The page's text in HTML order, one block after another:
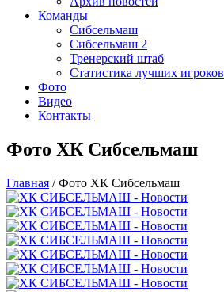
Команды
Сибсельмаш
Сибсельмаш 2
Тренерский штаб
Статистика лучших игроков
Фото
Видео
Контакты
Фото ХК Сибсельмаш
Главная /Фото ХК Сибсельмаш